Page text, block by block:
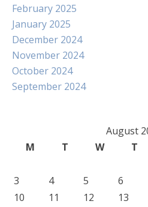
February 2025
January 2025
December 2024
November 2024
October 2024
September 2024
August
M
T W T
3
4 5 6
10
11 12 13